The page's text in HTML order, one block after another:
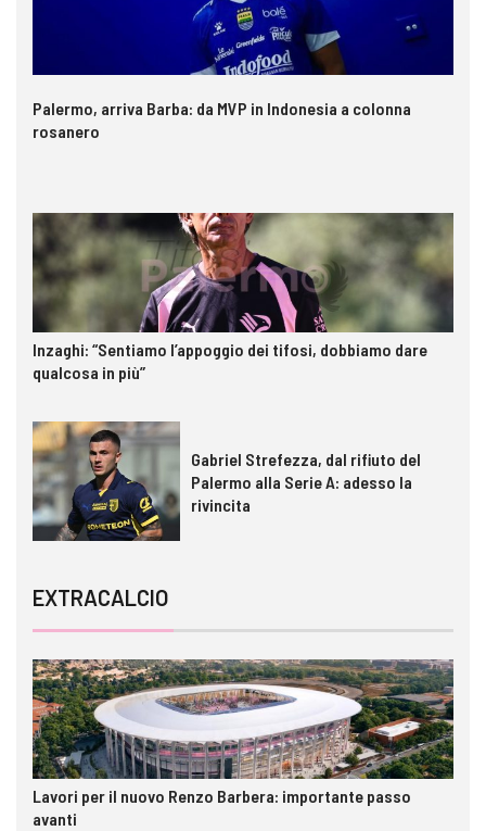
Palermo, arriva Barba: da MVP in Indonesia a colonna
rosanero
Inzaghi: “Sentiamo l’appoggio dei tifosi, dobbiamo dare
qualcosa in più”
Gabriel Strefezza, dal rifiuto del
Palermo alla Serie A: adesso la
rivincita
EXTRACALCIO
Lavori per il nuovo Renzo Barbera: importante passo
avanti